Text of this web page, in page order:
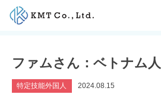
Skip
NEWS
ファムさん：ベトナム人
特定技能外国人 2024.08.15